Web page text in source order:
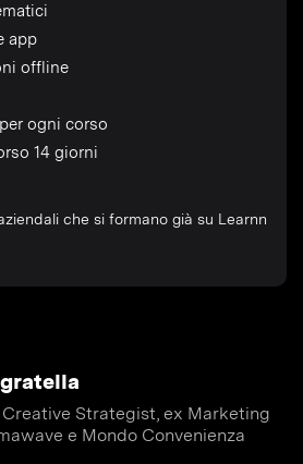
app
offline
ogni corso
14 giorni
che si formano già su Learnn
Strategist, ex Marketing
e Mondo Convenienza